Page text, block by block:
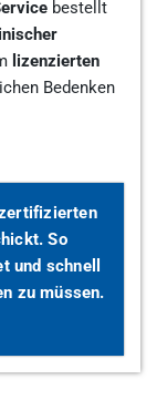
bestellt
lizenzierten
Bedenken
So
und schnell
zu müssen.